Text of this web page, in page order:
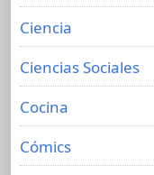
Ciencia
Ciencias Sociales
Cocina
Cómics